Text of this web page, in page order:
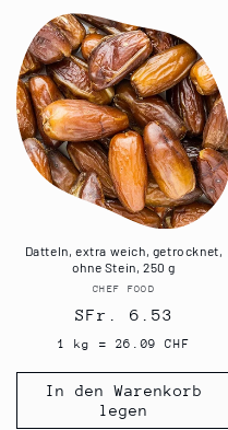
Datteln, extra weich, getrocknet,
ohne Stein, 250 g
Anbieter:
CHEF FOOD
Normaler
Preis
SFr. 6.53
1 kg = 26.09 CHF
In den Warenkorb
legen